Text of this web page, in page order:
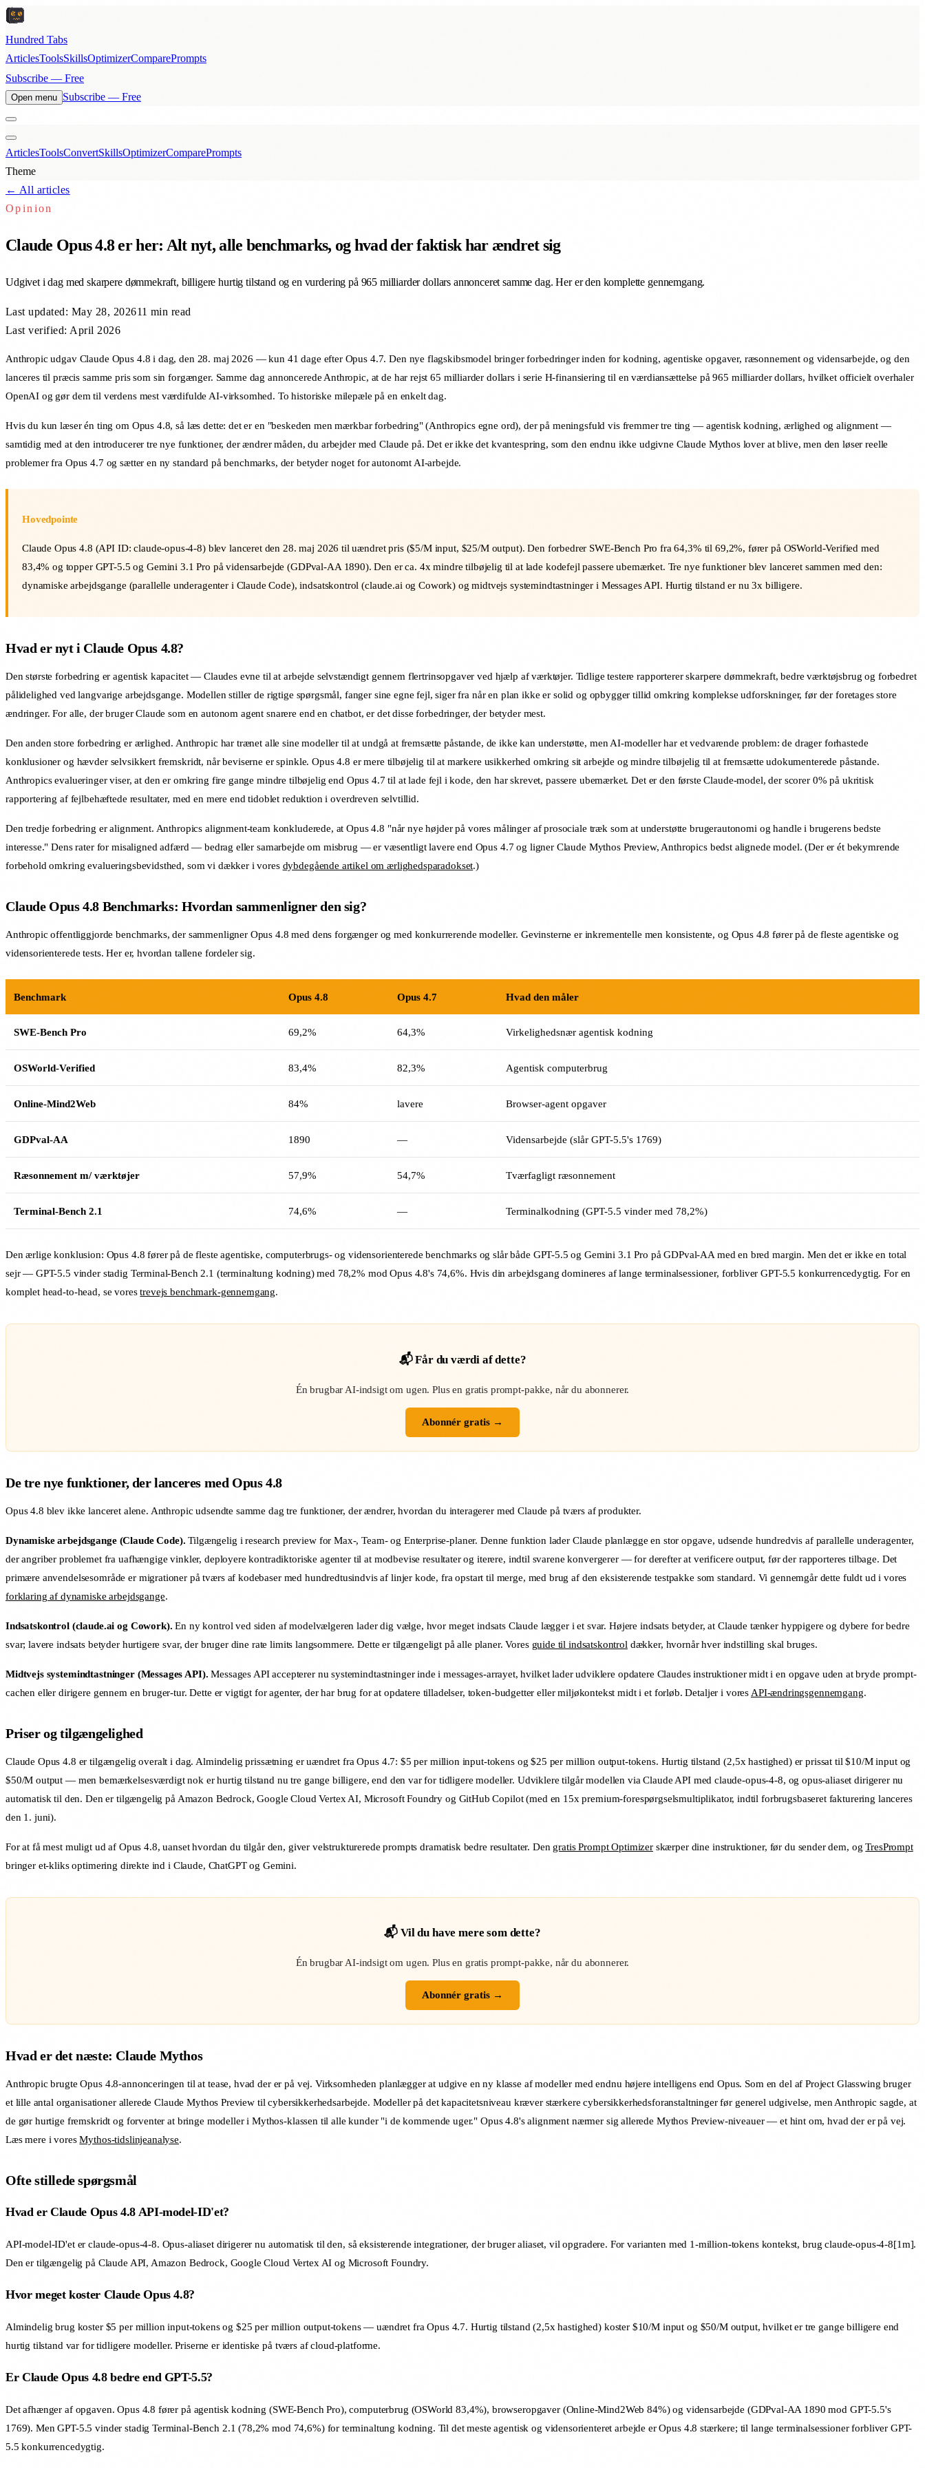
Hundred Tabs
ArticlesToolsSkillsOptimizerComparePrompts
Subscribe — Free
Open menu Subscribe — Free
ArticlesToolsConvertSkillsOptimizerComparePrompts
Theme
← All articles
Opinion
Claude Opus 4.8 er her: Alt nyt, alle benchmarks, og hvad der faktisk har ændret sig
Udgivet i dag med skarpere dømmekraft, billigere hurtig tilstand og en vurdering på 965 milliarder dollars annonceret samme dag. Her er den komplette gennemgang.
Last updated: May 28, 202611 min read
Last verified: April 2026
Anthropic udgav Claude Opus 4.8 i dag, den 28. maj 2026 — kun 41 dage efter Opus 4.7. Den nye flagskibsmodel bringer forbedringer inden for kodning, agentiske opgaver, ræsonnement og vidensarbejde, og den
lanceres til præcis samme pris som sin forgænger. Samme dag annoncerede Anthropic, at de har rejst 65 milliarder dollars i serie H-finansiering til en værdiansættelse på 965 milliarder dollars, hvilket officielt overhaler
OpenAI og gør dem til verdens mest værdifulde AI-virksomhed. To historiske milepæle på en enkelt dag.
Hvis du kun læser én ting om Opus 4.8, så læs dette: det er en "beskeden men mærkbar forbedring" (Anthropics egne ord), der på meningsfuld vis fremmer tre ting — agentisk kodning, ærlighed og alignment —
samtidig med at den introducerer tre nye funktioner, der ændrer måden, du arbejder med Claude på. Det er ikke det kvantespring, som den endnu ikke udgivne Claude Mythos lover at blive, men den løser reelle
problemer fra Opus 4.7 og sætter en ny standard på benchmarks, der betyder noget for autonomt AI-arbejde.
Hovedpointe
Claude Opus 4.8 (API ID: claude-opus-4-8) blev lanceret den 28. maj 2026 til uændret pris ($5/M input, $25/M output). Den forbedrer SWE-Bench Pro fra 64,3% til 69,2%, fører på OSWorld-Verified med
83,4% og topper GPT-5.5 og Gemini 3.1 Pro på vidensarbejde (GDPval-AA 1890). Den er ca. 4x mindre tilbøjelig til at lade kodefejl passere ubemærket. Tre nye funktioner blev lanceret sammen med den:
dynamiske arbejdsgange (parallelle underagenter i Claude Code), indsatskontrol (claude.ai og Cowork) og midtvejs systemindtastninger i Messages API. Hurtig tilstand er nu 3x billigere.
Hvad er nyt i Claude Opus 4.8?
Den største forbedring er agentisk kapacitet — Claudes evne til at arbejde selvstændigt gennem flertrinsopgaver ved hjælp af værktøjer. Tidlige testere rapporterer skarpere dømmekraft, bedre værktøjsbrug og forbedret
pålidelighed ved langvarige arbejdsgange. Modellen stiller de rigtige spørgsmål, fanger sine egne fejl, siger fra når en plan ikke er solid og opbygger tillid omkring komplekse udforskninger, før der foretages store
ændringer. For alle, der bruger Claude som en autonom agent snarere end en chatbot, er det disse forbedringer, der betyder mest.
Den anden store forbedring er ærlighed. Anthropic har trænet alle sine modeller til at undgå at fremsætte påstande, de ikke kan understøtte, men AI-modeller har et vedvarende problem: de drager forhastede
konklusioner og hævder selvsikkert fremskridt, når beviserne er spinkle. Opus 4.8 er mere tilbøjelig til at markere usikkerhed omkring sit arbejde og mindre tilbøjelig til at fremsætte udokumenterede påstande.
Anthropics evalueringer viser, at den er omkring fire gange mindre tilbøjelig end Opus 4.7 til at lade fejl i kode, den har skrevet, passere ubemærket. Det er den første Claude-model, der scorer 0% på ukritisk
rapportering af fejlbehæftede resultater, med en mere end tidoblet reduktion i overdreven selvtillid.
Den tredje forbedring er alignment. Anthropics alignment-team konkluderede, at Opus 4.8 "når nye højder på vores målinger af prosociale træk som at understøtte brugerautonomi og handle i brugerens bedste
interesse." Dens rater for misaligned adfærd — bedrag eller samarbejde om misbrug — er væsentligt lavere end Opus 4.7 og ligner Claude Mythos Preview, Anthropics bedst alignede model. (Der er ét bekymrende
forbehold omkring evalueringsbevidsthed, som vi dækker i vores dybdegående artikel om ærlighedsparadokset.)
Claude Opus 4.8 Benchmarks: Hvordan sammenligner den sig?
Anthropic offentliggjorde benchmarks, der sammenligner Opus 4.8 med dens forgænger og med konkurrerende modeller. Gevinsterne er inkrementelle men konsistente, og Opus 4.8 fører på de fleste agentiske og
vidensorienterede tests. Her er, hvordan tallene fordeler sig.
Benchmark Opus 4.8 Opus 4.7 Hvad den måler
SWE-Bench Pro 69,2% 64,3% Virkelighedsnær agentisk kodning
OSWorld-Verified 83,4% 82,3% Agentisk computerbrug
Online-Mind2Web 84% lavere Browser-agent opgaver
GDPval-AA 1890 — Vidensarbejde (slår GPT-5.5's 1769)
Ræsonnement m/ værktøjer 57,9% 54,7% Tværfagligt ræsonnement
Terminal-Bench 2.1 74,6% — Terminalkodning (GPT-5.5 vinder med 78,2%)
Den ærlige konklusion: Opus 4.8 fører på de fleste agentiske, computerbrugs- og vidensorienterede benchmarks og slår både GPT-5.5 og Gemini 3.1 Pro på GDPval-AA med en bred margin. Men det er ikke en total
sejr — GPT-5.5 vinder stadig Terminal-Bench 2.1 (terminaltung kodning) med 78,2% mod Opus 4.8's 74,6%. Hvis din arbejdsgang domineres af lange terminalsessioner, forbliver GPT-5.5 konkurrencedygtig. For en
komplet head-to-head, se vorestrevejs benchmark-gennemgang.
📬 Får du værdi af dette?
Én brugbar AI-indsigt om ugen. Plus en gratis prompt-pakke, når du abonnerer.
Abonnér gratis →
De tre nye funktioner, der lanceres med Opus 4.8
Opus 4.8 blev ikke lanceret alene. Anthropic udsendte samme dag tre funktioner, der ændrer, hvordan du interagerer med Claude på tværs af produkter.
Dynamiske arbejdsgange (Claude Code). Tilgængelig i research preview for Max-, Team- og Enterprise-planer. Denne funktion lader Claude planlægge en stor opgave, udsende hundredvis af parallelle underagenter,
der angriber problemet fra uafhængige vinkler, deployere kontradiktoriske agenter til at modbevise resultater og iterere, indtil svarene konvergerer — for derefter at verificere output, før der rapporteres tilbage. Det
primære anvendelsesområde er migrationer på tværs af kodebaser med hundredtusindvis af linjer kode, fra opstart til merge, med brug af den eksisterende testpakke som standard. Vi gennemgår dette fuldt ud i vores
forklaring af dynamiske arbejdsgange.
Indsatskontrol (claude.ai og Cowork). En ny kontrol ved siden af modelvælgeren lader dig vælge, hvor meget indsats Claude lægger i et svar. Højere indsats betyder, at Claude tænker hyppigere og dybere for bedre
svar; lavere indsats betyder hurtigere svar, der bruger dine rate limits langsommere. Dette er tilgængeligt på alle planer. Vores guide til indsatskontrol dækker, hvornår hver indstilling skal bruges.
Midtvejs systemindtastninger (Messages API). Messages API accepterer nu systemindtastninger inde i messages-arrayet, hvilket lader udviklere opdatere Claudes instruktioner midt i en opgave uden at bryde prompt-
cachen eller dirigere gennem en bruger-tur. Dette er vigtigt for agenter, der har brug for at opdatere tilladelser, token-budgetter eller miljøkontekst midt i et forløb. Detaljer i vores API-ændringsgennemgang.
Priser og tilgængelighed
Claude Opus 4.8 er tilgængelig overalt i dag. Almindelig prissætning er uændret fra Opus 4.7: $5 per million input-tokens og $25 per million output-tokens. Hurtig tilstand (2,5x hastighed) er prissat til $10/M input og
$50/M output — men bemærkelsesværdigt nok er hurtig tilstand nu tre gange billigere, end den var for tidligere modeller. Udviklere tilgår modellen via Claude API med claude-opus-4-8, og opus-aliaset dirigerer nu
automatisk til den. Den er tilgængelig på Amazon Bedrock, Google Cloud Vertex AI, Microsoft Foundry og GitHub Copilot (med en 15x premium-forespørgselsmultiplikator, indtil forbrugsbaseret fakturering lanceres
den 1. juni).
For at få mest muligt ud af Opus 4.8, uanset hvordan du tilgår den, giver velstrukturerede prompts dramatisk bedre resultater. Den gratis Prompt Optimizerskærper dine instruktioner, før du sender dem, ogTresPrompt
bringer et-kliks optimering direkte ind i Claude, ChatGPT og Gemini.
📬 Vil du have mere som dette?
Én brugbar AI-indsigt om ugen. Plus en gratis prompt-pakke, når du abonnerer.
Abonnér gratis →
Hvad er det næste: Claude Mythos
Anthropic brugte Opus 4.8-annonceringen til at tease, hvad der er på vej. Virksomheden planlægger at udgive en ny klasse af modeller med endnu højere intelligens end Opus. Som en del af Project Glasswing bruger
et lille antal organisationer allerede Claude Mythos Preview til cybersikkerhedsarbejde. Modeller på det kapacitetsniveau kræver stærkere cybersikkerhedsforanstaltninger før generel udgivelse, men Anthropic sagde, at
de gør hurtige fremskridt og forventer at bringe modeller i Mythos-klassen til alle kunder "i de kommende uger." Opus 4.8's alignment nærmer sig allerede Mythos Preview-niveauer — et hint om, hvad der er på vej.
Læs mere i voresMythos-tidslinjeanalyse.
Ofte stillede spørgsmål
Hvad er Claude Opus 4.8 API-model-ID'et?
API-model-ID'et er claude-opus-4-8. Opus-aliaset dirigerer nu automatisk til den, så eksisterende integrationer, der bruger aliaset, vil opgradere. For varianten med 1-million-tokens kontekst, brug claude-opus-4-8[1m].
Den er tilgængelig på Claude API, Amazon Bedrock, Google Cloud Vertex AI og Microsoft Foundry.
Hvor meget koster Claude Opus 4.8?
Almindelig brug koster $5 per million input-tokens og $25 per million output-tokens — uændret fra Opus 4.7. Hurtig tilstand (2,5x hastighed) koster $10/M input og $50/M output, hvilket er tre gange billigere end
hurtig tilstand var for tidligere modeller. Priserne er identiske på tværs af cloud-platforme.
Er Claude Opus 4.8 bedre end GPT-5.5?
Det afhænger af opgaven. Opus 4.8 fører på agentisk kodning (SWE-Bench Pro), computerbrug (OSWorld 83,4%), browseropgaver (Online-Mind2Web 84%) og vidensarbejde (GDPval-AA 1890 mod GPT-5.5's
1769). Men GPT-5.5 vinder stadig Terminal-Bench 2.1 (78,2% mod 74,6%) for terminaltung kodning. Til det meste agentisk og vidensorienteret arbejde er Opus 4.8 stærkere; til lange terminalsessioner forbliver GPT-
5.5 konkurrencedygtig.